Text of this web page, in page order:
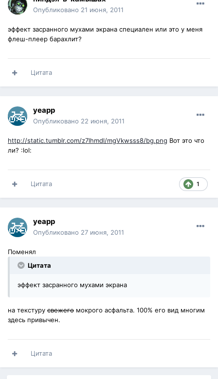
Опубликовано 21 июня, 2011
эффект засранного мухами экрана специален или это у меня
флеш-плеер барахлит?
Цитата
yeapp
Опубликовано 22 июня, 2011
http://static.tumblr.com/z7lhmdl/mgVkwsss8/bg.png Вот это что
ли? :lol:
1
Цитата
yeapp
Опубликовано 27 июня, 2011
Поменял
Цитата
эффект засранного мухами экрана
на текстуру свежего мокрого асфальта. 100% его вид многим
здесь привычен.
Цитата